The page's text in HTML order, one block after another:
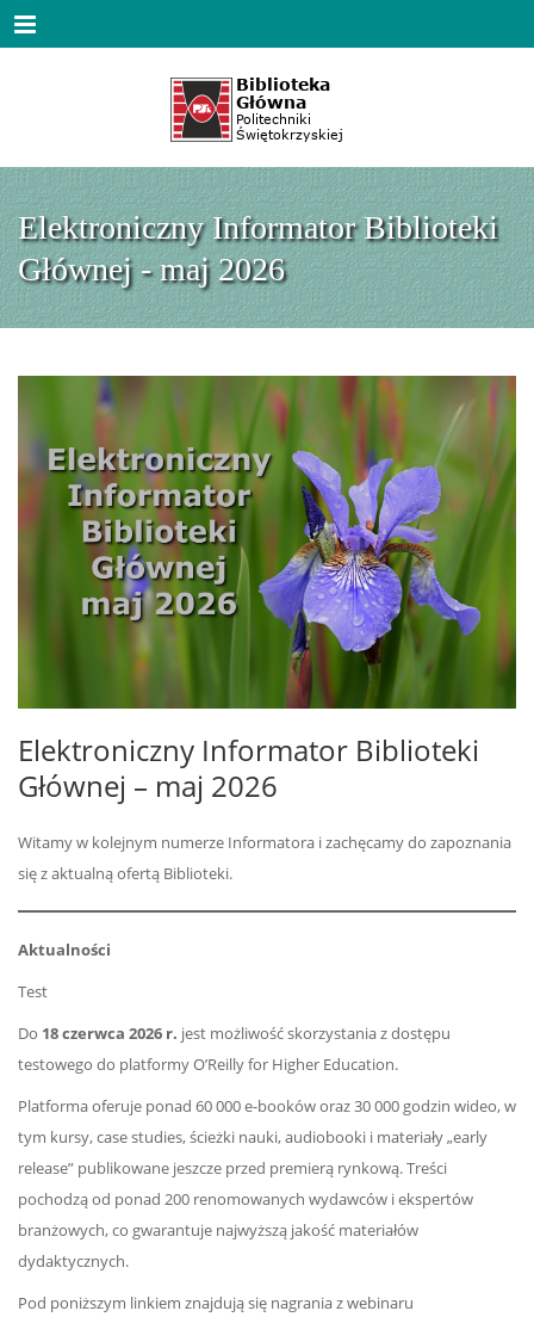
Menu
Elektroniczny Informator Biblioteki
Głównej - maj 2026
Elektroniczny Informator Biblioteki
Głównej – maj 2026
Witamy w kolejnym numerze Informatora i zachęcamy do zapoznania
się z aktualną ofertą Biblioteki.
Aktualności
Test
Do 18 czerwca 2026 r. jest możliwość skorzystania z dostępu
testowego do platformy O’Reilly for Higher Education.
Platforma oferuje ponad 60 000 e-booków oraz 30 000 godzin wideo, w
tym kursy, case studies, ścieżki nauki, audiobooki i materiały „early
release” publikowane jeszcze przed premierą rynkową. Treści
pochodzą od ponad 200 renomowanych wydawców i ekspertów
branżowych, co gwarantuje najwyższą jakość materiałów
dydaktycznych.
Pod poniższym linkiem znajdują się nagrania z webinaru